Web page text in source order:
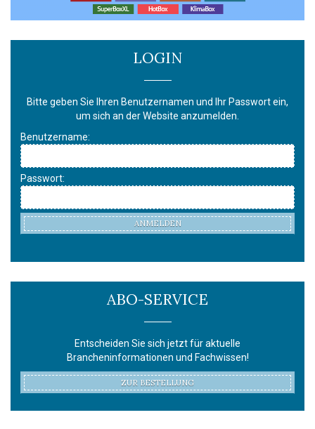
LOGIN
Bitte geben Sie Ihren Benutzernamen und Ihr Passwort ein,
um sich an der Website anzumelden.
Benutzername:
Passwort:
ANMELDEN
ABO-SERVICE
Entscheiden Sie sich jetzt für aktuelle
Brancheninformationen und Fachwissen!
ZUR BESTELLUNG